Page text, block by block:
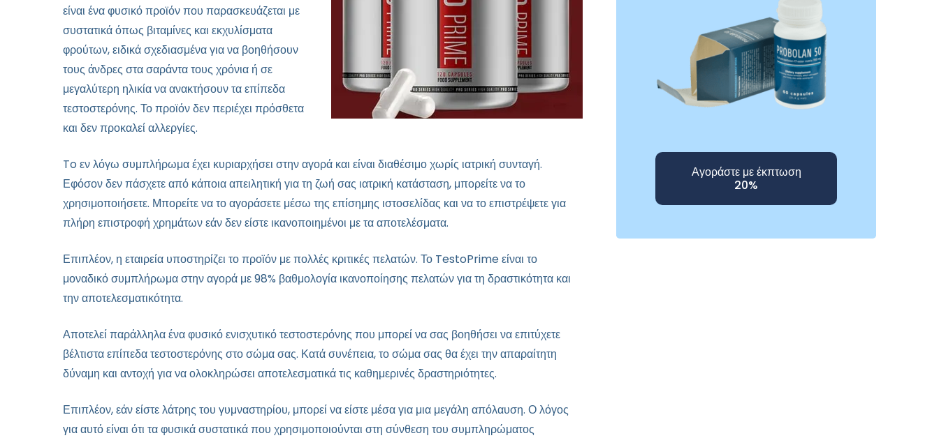
είναι ένα φυσικό προϊόν που παρασκευάζεται με
συστατικά όπως βιταμίνες και εκχυλίσματα
φρούτων, ειδικά σχεδιασμένα για να βοηθήσουν
τους άνδρες στα σαράντα τους χρόνια ή σε
μεγαλύτερη ηλικία να ανακτήσουν τα επίπεδα
τεστοστερόνης. Το προϊόν δεν περιέχει πρόσθετα
και δεν προκαλεί αλλεργίες.
To εν λόγω συμπλήρωμα έχει κυριαρχήσει στην αγορά και είναι διαθέσιμο χωρίς ιατρική συνταγή.
Εφόσον δεν πάσχετε από κάποια απειλητική για τη ζωή σας ιατρική κατάσταση, μπορείτε να το
χρησιμοποιήσετε. Μπορείτε να το αγοράσετε μέσω της επίσημης ιστοσελίδας και να το επιστρέψετε για
πλήρη επιστροφή χρημάτων εάν δεν είστε ικανοποιημένοι με τα αποτελέσματα.
Επιπλέον, η εταιρεία υποστηρίζει το προϊόν με πολλές κριτικές πελατών. Το TestoPrime είναι το
μοναδικό συμπλήρωμα στην αγορά με 98% βαθμολογία ικανοποίησης πελατών για τη δραστικότητα και
την αποτελεσματικότητα.
Αποτελεί παράλληλα ένα φυσικό ενισχυτικό τεστοστερόνης που μπορεί να σας βοηθήσει να επιτύχετε
βέλτιστα επίπεδα τεστοστερόνης στο σώμα σας. Κατά συνέπεια, το σώμα σας θα έχει την απαραίτητη
δύναμη και αντοχή για να ολοκληρώσει αποτελεσματικά τις καθημερινές δραστηριότητες.
Επιπλέον, εάν είστε λάτρης του γυμναστηρίου, μπορεί να είστε μέσα για μια μεγάλη απόλαυση. Ο λόγος
για αυτό είναι ότι τα φυσικά συστατικά που χρησιμοποιούνται στη σύνθεση του συμπληρώματος
Αγοράστε με έκπτωση
20%